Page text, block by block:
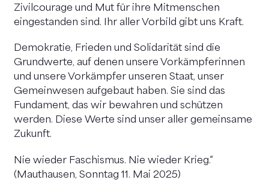
Zivilcourage und Mut für ihre Mitmenschen
eingestanden sind. Ihr aller Vorbild gibt uns Kraft.
Demokratie, Frieden und Solidarität sind die
Grundwerte, auf denen unsere Vorkämpferinnen
und unsere Vorkämpfer unseren Staat, unser
Gemeinwesen aufgebaut haben. Sie sind das
Fundament, das wir bewahren und schützen
werden. Diese Werte sind unser aller gemeinsame
Zukunft.
Nie wieder Faschismus. Nie wieder Krieg.“
(Mauthausen, Sonntag 11. Mai 2025)